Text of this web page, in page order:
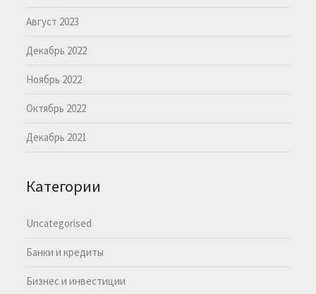
Август 2023
Декабрь 2022
Ноябрь 2022
Октябрь 2022
Декабрь 2021
Категории
Uncategorised
Банки и кредиты
Бизнес и инвестиции